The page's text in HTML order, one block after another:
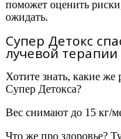
поможет оценить
ожидать.
Супер Детокс
лучевой терапии
Хотите знать, какие же
Супер Детокса?
Вес снимают до 15 кг/
Что же про здоровье?